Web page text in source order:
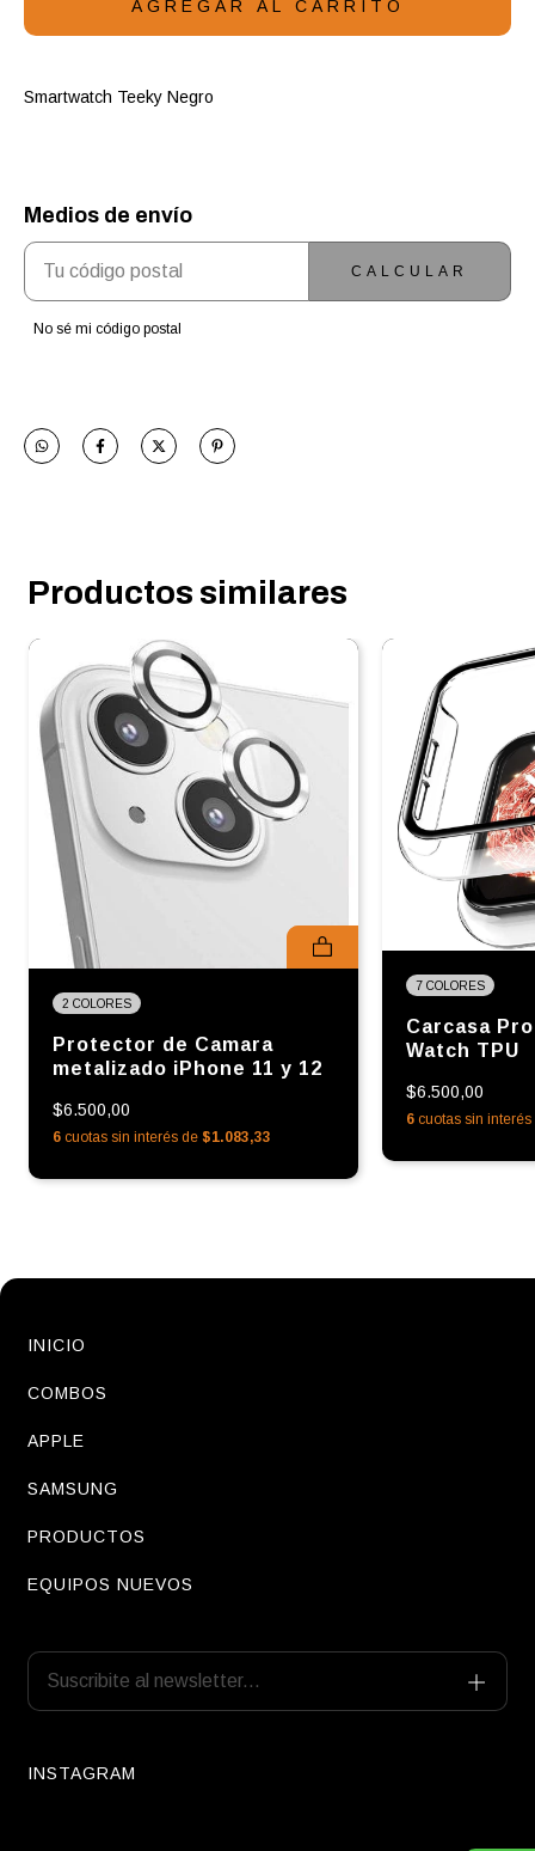
Smartwatch Teeky Negro
ENTREGAS PARA EL CP:
Medios de envío
CALCULAR
No sé mi código postal
Productos similares
2 COLORES
Protector de Camara
metalizado iPhone 11 y 12
$6.500,00
6 cuotas sin interés de $1.083,33
7 COLORES
Carcasa
Watch TPU
$6.500,00
6 cuotas sin
INICIO
COMBOS
APPLE
SAMSUNG
PRODUCTOS
EQUIPOS NUEVOS
INSTAGRAM